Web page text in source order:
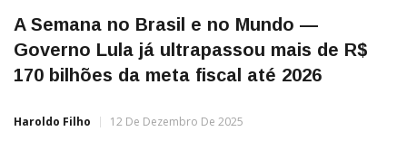
A Semana no Brasil e no Mundo —
Governo Lula já ultrapassou mais de R$
170 bilhões da meta fiscal até 2026
Haroldo Filho 12 De Dezembro De 2025